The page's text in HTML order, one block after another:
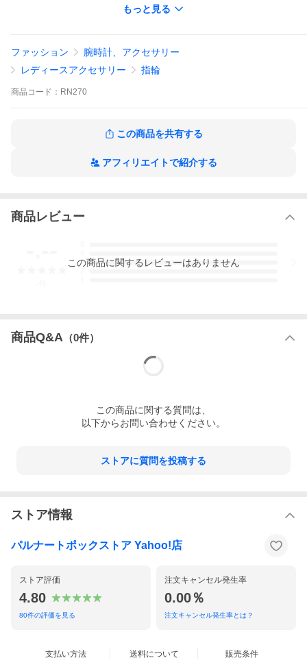
で作られております。そのため、ひとつひとつの塗や表情が微妙
に異なる繊細な作りとなっております。
また、着用後の返品は承りかねますので、ご了承ください。
もっと見る
ファッション
腕時計、アクセサリー
レディースアクセサリー
指輪
商品 コード： RN270
この商品を共有する
アフィリエイトで紹介する
商品レビュー
3
この商品に関するレビューはありません
商品Q&A （0件）
この商品に関する質問は、
以下からお問い合わせください。
ストアに質問を投稿する
ストア情報
パルナートポックストア Yahoo!店
ストア評価
4.80
80件の評価を見る
注文キャンセル発生率
0.00％
注文キャンセル発生率とは？
支払い方法 送料について 販売条件